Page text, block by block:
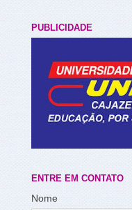
PUBLICIDADE
ENTRE EM CONTATO
Nome